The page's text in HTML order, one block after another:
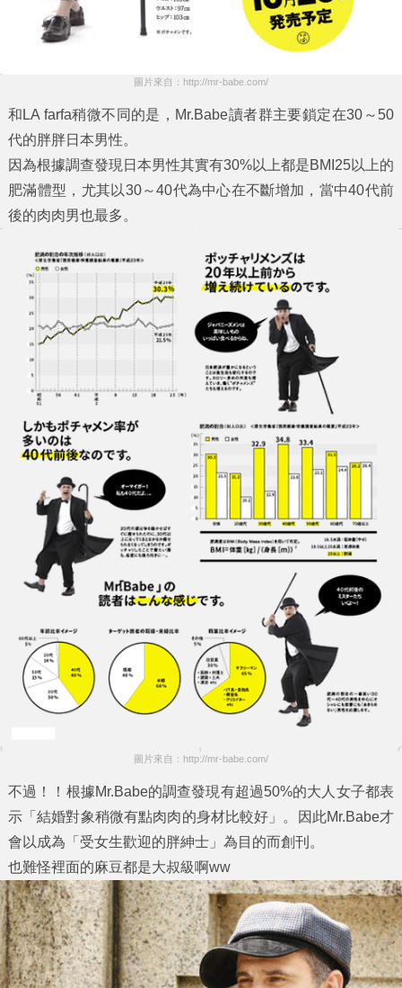
圖片來自：http://mr-babe.com/
和LA farfa稍微不同的是，Mr.Babe讀者群主要鎖定在30～50
代的胖胖日本男性。
因為根據調查發現日本男性其實有30%以上都是BMI25以上的
肥滿體型，尤其以30～40代為中心在不斷增加，當中40代前
後的肉肉男也最多。
圖片來自：http://mr-babe.com/
不過！！根據Mr.Babe的調查發現有超過50%的大人女子都表
示「結婚對象稍微有點肉肉的身材比較好」。因此Mr.Babe才
會以成為「受女生歡迎的胖紳士」為目的而創刊。
也難怪裡面的麻豆都是大叔級啊ww